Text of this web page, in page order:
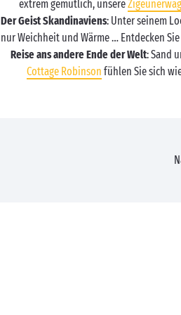
extrem gemütlich, unsere
Der Geist Skandinaviens: Unter seinem
nur Weichheit und Wärme … Entdecken
Reise ans andere Ende der Welt: Sand
Cottage Robinson fühlen Sie sich